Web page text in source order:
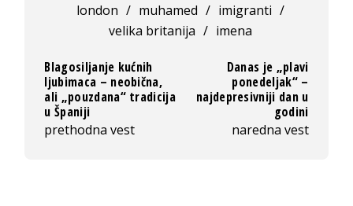
london / muhamed / imigranti /
velika britanija / imena
Blagosiljanje kućnih
ljubimaca – neobična,
ali „pouzdana“ tradicija
u Španiji
prethodna vest
Danas je „plavi
ponedeljak“ –
najdepresivniji dan u
godini
naredna vest